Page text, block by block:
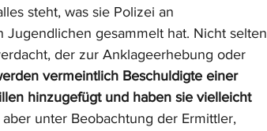
steht, was sie Polizei an
gesammelt hat. Nicht selten
der zur Anklageerhebung oder
vermeintlich Beschuldigte einer
hinzugefügt und haben sie vielleicht
unter Beobachtung der Ermittler,